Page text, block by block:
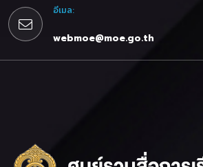
อีเมล:
webmoe@moe.go.th